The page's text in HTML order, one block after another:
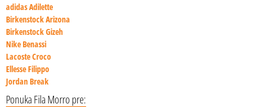
adidas Adilette
Birkenstock Arizona
Birkenstock Gizeh
Nike Benassi
Lacoste Croco
Ellesse Filippo
Jordan Break
Ponuka Fila Morro pre: